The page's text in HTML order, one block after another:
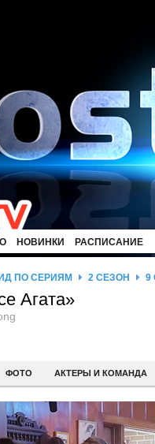
НОВИНКИ РАСПИСАНИЕ
ПО СЕРИЯМ 2 СЕЗОН 9
Агата»
ФОТО АКТЕРЫ И КОМАНДА